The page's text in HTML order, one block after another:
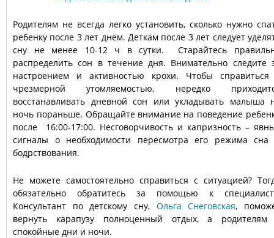
Родителям не всегда легко установить, сколько нужно
ребенку после 3 лет днем. Деткам после 3 лет следует
сну не менее 10-12 ч в сутки. Старайтесь
распределить сон в течение дня. Внимательно следите
настроением и активностью крохи. Чтобы
чрезмерной утомляемостью, нередко
восстанавливать дневной сон или укладывать малыша
ночь пораньше. Обращайте внимание на поведение
после 16:00-17:00. Несговорчивость и капризность –
сигналы о необходимости пересмотра его режима
бодрствования.
Не можете самостоятельно справиться с ситуацией?
обязательно обратитесь за помощью к
Консультант по детскому сну, Ольга Снеговская,
вернуть карапузу полноценный отдых, а родителям
спокойные дни и ночи.